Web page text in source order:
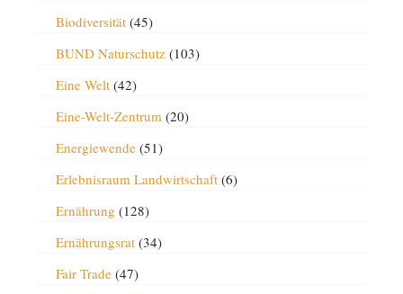
Biodiversität(45)
BUND Naturschutz(103)
Eine Welt(42)
Eine-Welt-Zentrum(20)
Energiewende(51)
Erlebnisraum Landwirtschaft(6)
Ernährung (128)
Ernährungsrat(34)
Fair Trade(47)